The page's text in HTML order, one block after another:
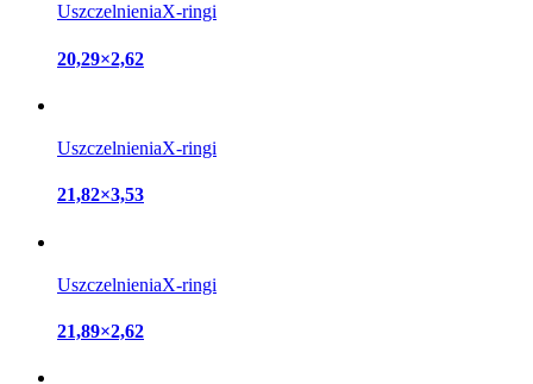
UszczelnieniaX-ringi
20,29×2,62
UszczelnieniaX-ringi
21,82×3,53
UszczelnieniaX-ringi
21,89×2,62